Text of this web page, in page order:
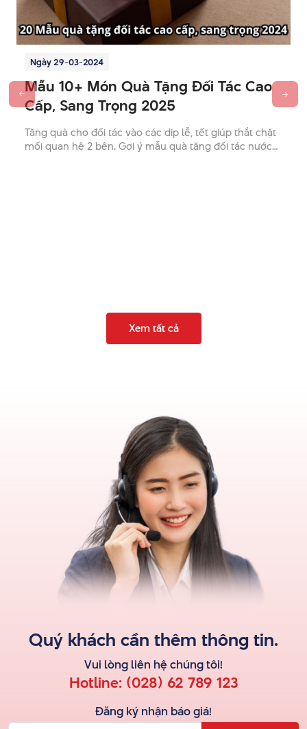
bản sao sản phẩm thu nhỏ, vỏ đúc khuôn đều tăng cường cả
độ bền và tính thẩm mỹ của USB.
Đèn LED thông báo
Nhiều USB đúc khuôn có đèn thông báo LED, thường được
tích hợp vào thiết kế. Đèn này báo hiệu khi USB được kết nối
và đang truyền dữ liệu, cung cấp tín hiệu trực quan hữu ích.
Đèn LED có thể được tùy chỉnh để vừa khít với thiết kế đúc,
Ngày 29-03-2024
Mẫu 10+ Món Quà Tặng Đối Tác Cao
Cấp, Sang Trọng 2025
Tặng quà cho đối tác vào các dịp lễ, tết giúp thắt chặt
mối quan hệ 2 bên. Gợi ý mẫu quà tặng đối tác nước
Xem tất cả
Quý khách cần thêm thông tin.
Vui lòng liên hệ chúng tôi!
Hotline: (028) 62 789 123
Đăng ký nhận báo giá!